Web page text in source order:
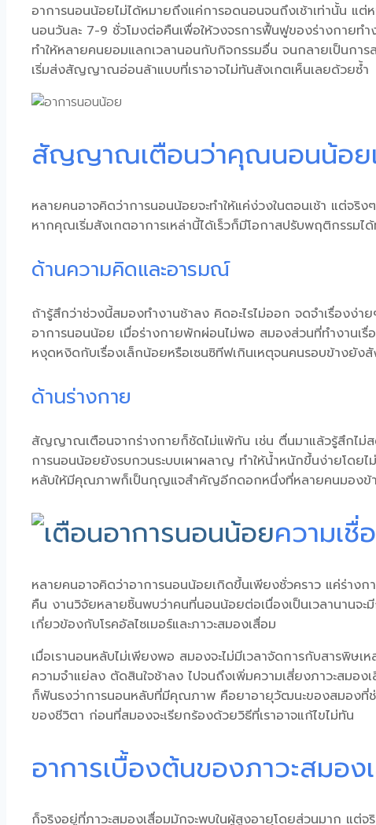
อาการนอนน้อยไม่ได้หมายถึงแค่การอดนอนจนถึงเช้าเท่านั้น แ
นอนวันละ 7-9 ชั่วโมงต่อคืนเพื่อให้วงจรการฟื้นฟูของร่างกาย
ทำให้หลายคนยอมแลกเวลานอนกับกิจกรรมอื่น จนกลายเป็นการ
เริ่มส่งสัญญาณอ่อนล้าแบบที่เราอาจไม่ทันสังเกตเห็นเลยด้วยซ้ำ
สัญญาณเตือนว่าคุณนอนน้อย
หลายคนอาจคิดว่าการนอนน้อยจะทำให้แค่ง่วงในตอนเช้า แต่จริง
หากคุณเริ่มสังเกตอาการเหล่านี้ได้เร็วก็มีโอกาสปรับพฤติกรรม
ด้านความคิดและอารมณ์
ถ้ารู้สึกว่าช่วงนี้สมองทำงานช้าลง คิดอะไรไม่ออก จดจำเรื่อง
อาการนอนน้อย เมื่อร่างกายพักผ่อนไม่พอ สมองส่วนที่ทำงานเ
หงุดหงิดกับเรื่องเล็กน้อยหรือเซนซิทีฟเกินเหตุจนคนรอบข้างยังสั
ด้านร่างกาย
สัญญาณเตือนจากร่างกายก็ชัดไม่แพ้กัน เช่น ตื่นมาแล้วรู้สึกไม่
การนอนน้อยยังรบกวนระบบเผาผลาญ ทำให้น้ำหนักขึ้นง่ายโดย
หลับให้มีคุณภาพก็เป็นกุญแจสำคัญอีกดอกหนึ่งที่หลายคนมองข้
ความเชื่
หลายคนอาจคิดว่าอาการนอนน้อยเกิดขึ้นเพียงชั่วคราว แค่ร่าง
คืน งานวิจัยหลายชิ้นพบว่าคนที่นอนน้อยต่อเนื่องเป็นเวลานานจ
เกี่ยวข้องกับโรคอัลไซเมอร์และภาวะสมองเสื่อม
เมื่อเรานอนหลับไม่เพียงพอ สมองจะไม่มีเวลาจัดการกับสารพิษ
ความจำแย่ลง ตัดสินใจช้าลง ไปจนถึงเพิ่มความเสี่ยงภาวะสมอง
ก็ฟันธงว่าการนอนหลับที่มีคุณภาพ คือยาอายุวัฒนะของสมองที่
ของชีวิตา ก่อนที่สมองจะเรียกร้องด้วยวิธีที่เราอาจแก้ไขไม่ทัน
อาการเบื้องต้นของภาวะสมอ
ก็จริงอยู่ที่ภาวะสมองเสื่อมมักจะพบในผู้สูงอายุโดยส่วนมาก แต่